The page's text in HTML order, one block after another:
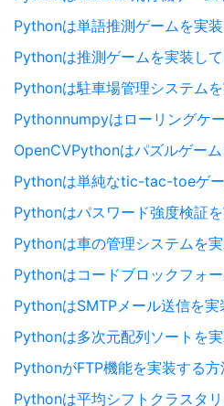
Pythonは単語推測ゲームを実
Pythonは推測ゲームを実装し
Pythonは駐車場管理システム
Pythonnumpyはローリングケ
OpenCVPythonはパズルゲー
Pythonは単純なtic-tac-toeゲ
Pythonはパスワード強度検証
Pythonは車の管理システムを
Pythonはコードブロックフォ
PythonはSMTPメール送信を実
Pythonは多次元配列ソートを
PythonがFTP機能を実装する方
Pythonは平均シフトクラスタ